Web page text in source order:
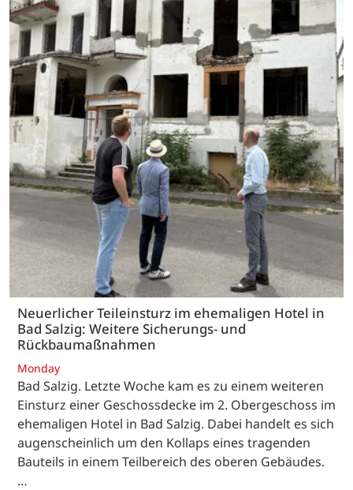
Neuerlicher Teileinsturz im ehemaligen Hotel in
Bad Salzig: Weitere Sicherungs- und
Rückbaumaßnahmen
Monday
Bad Salzig. Letzte Woche kam es zu einem weiteren
Einsturz einer Geschossdecke im 2. Obergeschoss im
ehemaligen Hotel in Bad Salzig. Dabei handelt es sich
augenscheinlich um den Kollaps eines tragenden
Bauteils in einem Teilbereich des oberen Gebäudes.
…